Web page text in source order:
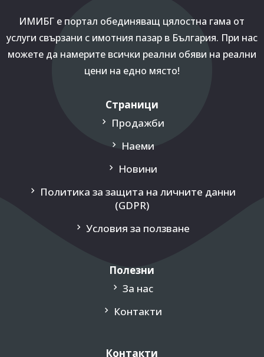
ИМИБГ е портал обединяващ цялостна гама от
услуги свързани с имотния пазар в България. При нас
можете да намерите всички реални обяви на реални
цени на едно място!
Страници
Продажби
Наеми
Новини
Политика за защита на личните данни
(GDPR)
Условия за ползване
Полезни
За нас
Контакти
Контакти